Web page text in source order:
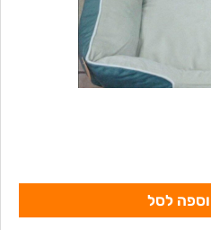
לסל